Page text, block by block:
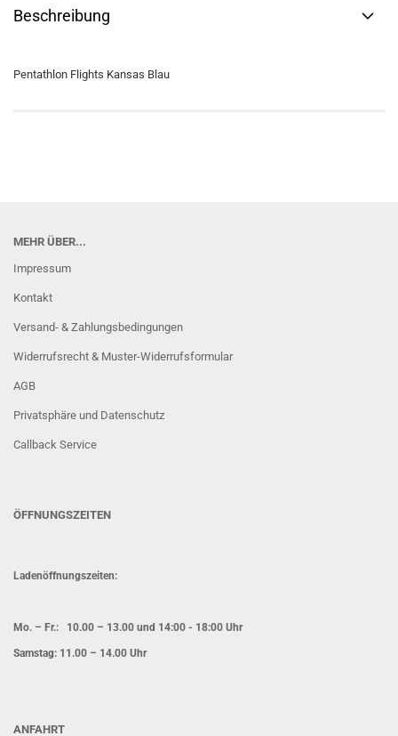
Beschreibung
Pentathlon Flights Kansas Blau
MEHR ÜBER...
Impressum
Kontakt
Versand- & Zahlungsbedingungen
Widerrufsrecht & Muster-Widerrufsformular
AGB
Privatsphäre und Datenschutz
Callback Service
ÖFFNUNGSZEITEN
Ladenöffnungszeiten:
Mo. – Fr.: 10.00 – 13.00 und 14:00 - 18:00 Uhr
Samstag: 11.00 – 14.00 Uhr
ANFAHRT